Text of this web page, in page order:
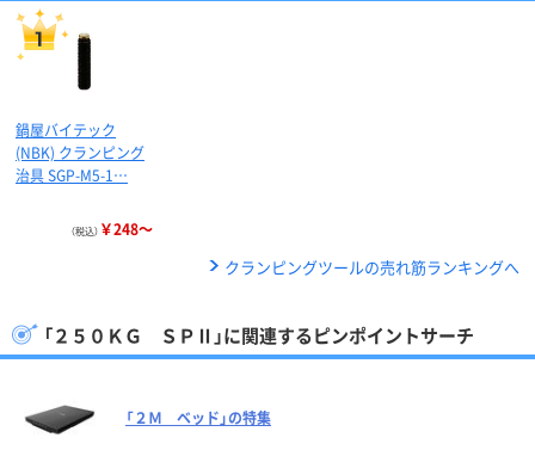
鍋屋バイテック
(NBK) クランピング
治具 SGP-M5-1…
（税込） ￥248～
クランピングツールの売れ筋ランキングへ
「２５０ＫＧ ＳＰⅡ」に関連するピンポイントサーチ
「２Ｍ ベッド」の特集